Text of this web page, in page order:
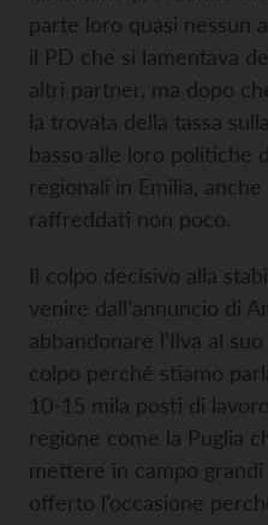
parte loro quasi nessun
il PD che si lamentava
altri partner, ma dopo
la trovata della tassa
basso alle loro politiche
regionali in Emilia,
raffreddati non poco.
Il colpo decisivo alla
venire dall’annuncio di
abbandonare l’Ilva al
colpo perché stiamo
10-15 mila posti di
regione come la Puglia
mettere in campo
offerto l’occasione